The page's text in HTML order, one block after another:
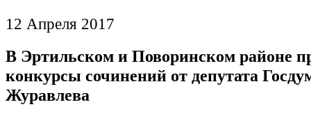
12 Апреля 2017
В Эртильском и Поворинском районе
конкурсы сочинений от депутата
Журавлева